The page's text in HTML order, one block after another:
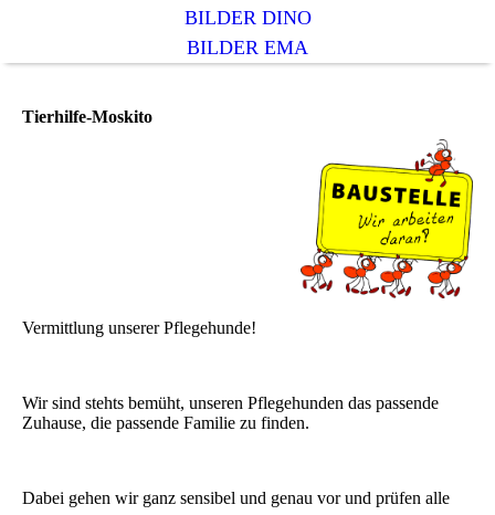
BILDER DINO
BILDER EMA
Tierhilfe-Moskito
Vermittlung unserer Pflegehunde!
Wir sind stehts bemüht, unseren Pflegehunden das passende
Zuhause, die passende Familie zu finden.
Dabei gehen wir ganz sensibel und genau vor und prüfen alle